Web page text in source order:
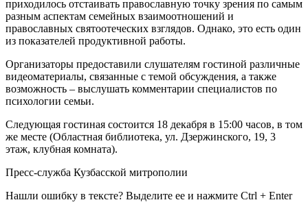
приходилось отстаивать православную точку зрения по самым
разным аспектам семейных взаимоотношений и
православных святоотеческих взглядов. Однако, это есть один
из показателей продуктивной работы.
Организаторы предоставили слушателям гостиной различные
видеоматериалы, связанные с темой обсуждения, а также
возможность – выслушать комментарии специалистов по
психологии семьи.
Следующая гостиная состоится 18 декабря в 15:00 часов, в том
же месте (Областная библиотека, ул. Дзержинского, 19, 3
этаж, клубная комната).
Пресс-служба Кузбасской митрополии
Нашли ошибку в тексте? Выделите ее и нажмите Ctrl + Enter